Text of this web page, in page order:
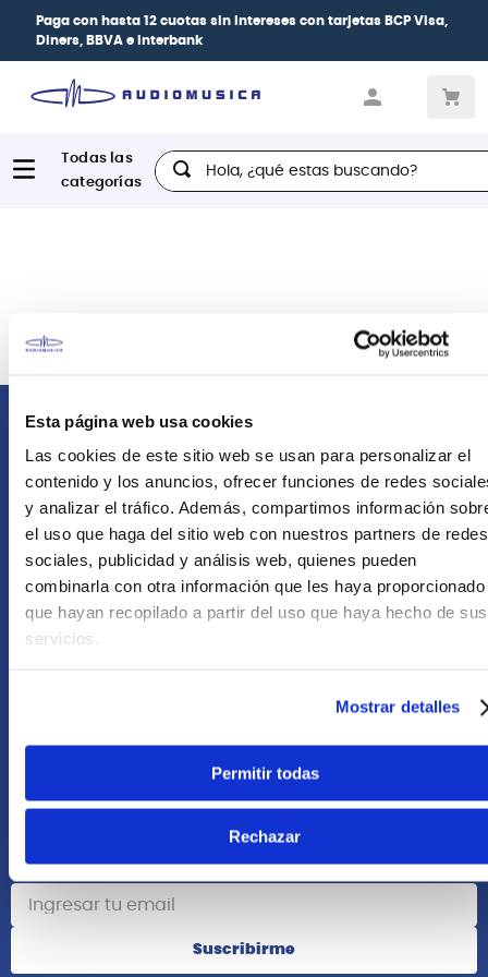
Esta página web usa cookies
Las cookies de este sitio web se usan para personalizar el
contenido y los anuncios, ofrecer funciones de redes
y analizar el tráfico. Además, compartimos información
el uso que haga del sitio web con nuestros partners de redes
sociales, publicidad y análisis web, quienes pueden
combinarla con otra información que les haya proporcionado
que hayan recopilado a partir del uso que haya hecho de sus
servicios.
Mostrar detalles
Permitir todas
Rechazar
Paga con hasta 12 cuotas sin intereses con tarjetas BCP Visa,
Diners, BBVA e Interbank
Hola, ¿qué estas buscando?
Atención Postventa
+51 958418476
+51 977624112
Acerca de Nosotros
Suscribete
Suscribirme